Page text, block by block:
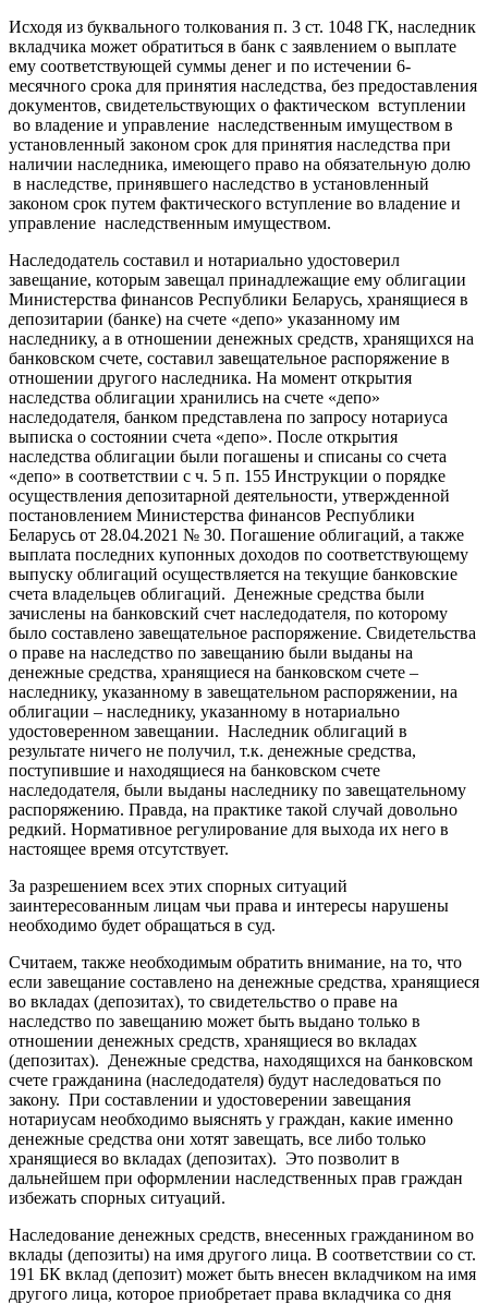
Исходя из буквального толкования п. 3 ст. 1048 ГК, наследник
вкладчика может обратиться в банк с заявлением о выплате
ему соответствующей суммы денег и по истечении 6-
месячного срока для принятия наследства, без предоставления
документов, свидетельствующих о фактическом вступлении
во владение и управление наследственным имуществом в
установленный законом срок для принятия наследства при
наличии наследника, имеющего право на обязательную долю
в наследстве, принявшего наследство в установленный
законом срок путем фактического вступление во владение и
управление наследственным имуществом.
Наследодатель составил и нотариально удостоверил
завещание, которым завещал принадлежащие ему облигации
Министерства финансов Республики Беларусь, хранящиеся в
депозитарии (банке) на счете «депо» указанному им
наследнику, а в отношении денежных средств, хранящихся на
банковском счете, составил завещательное распоряжение в
отношении другого наследника. На момент открытия
наследства облигации хранились на счете «депо»
наследодателя, банком представлена по запросу нотариуса
выписка о состоянии счета «депо». После открытия
наследства облигации были погашены и списаны со счета
«депо» в соответствии с ч. 5 п. 155 Инструкции о порядке
осуществления депозитарной деятельности, утвержденной
постановлением Министерства финансов Республики
Беларусь от 28.04.2021 № 30. Погашение облигаций, а также
выплата последних купонных доходов по соответствующему
выпуску облигаций осуществляется на текущие банковские
счета владельцев облигаций. Денежные средства были
зачислены на банковский счет наследодателя, по которому
было составлено завещательное распоряжение. Свидетельства
о праве на наследство по завещанию были выданы на
денежные средства, хранящиеся на банковском счете –
наследнику, указанному в завещательном распоряжении, на
облигации – наследнику, указанному в нотариально
удостоверенном завещании. Наследник облигаций в
результате ничего не получил, т.к. денежные средства,
поступившие и находящиеся на банковском счете
наследодателя, были выданы наследнику по завещательному
распоряжению. Правда, на практике такой случай довольно
редкий. Нормативное регулирование для выхода их него в
настоящее время отсутствует.
За разрешением всех этих спорных ситуаций
заинтересованным лицам чьи права и интересы нарушены
необходимо будет обращаться в суд.
Считаем, также необходимым обратить внимание, на то, что
если завещание составлено на денежные средства, хранящиеся
во вкладах (депозитах), то свидетельство о праве на
наследство по завещанию может быть выдано только в
отношении денежных средств, хранящиеся во вкладах
(депозитах). Денежные средства, находящихся на банковском
счете гражданина (наследодателя) будут наследоваться по
закону. При составлении и удостоверении завещания
нотариусам необходимо выяснять у граждан, какие именно
денежные средства они хотят завещать, все либо только
хранящиеся во вкладах (депозитах). Это позволит в
дальнейшем при оформлении наследственных прав граждан
избежать спорных ситуаций.
Наследование денежных средств, внесенных гражданином во
вклады (депозиты) на имя другого лица. В соответствии со ст.
191 БК вклад (депозит) может быть внесен вкладчиком на имя
другого лица, которое приобретает права вкладчика со дня